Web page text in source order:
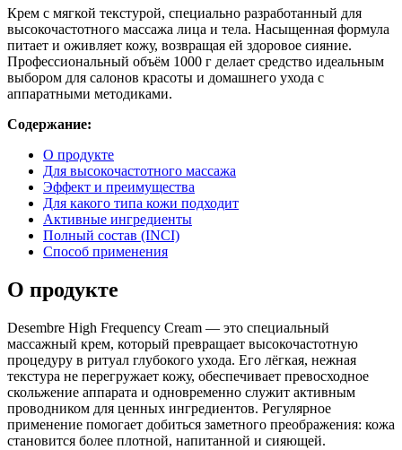
Крем с мягкой текстурой, специально разработанный для
высокочастотного массажа лица и тела. Насыщенная формула
питает и оживляет кожу, возвращая ей здоровое сияние.
Профессиональный объём 1000 г делает средство идеальным
выбором для салонов красоты и домашнего ухода с
аппаратными методиками.
Содержание:
О продукте
Для высокочастотного массажа
Эффект и преимущества
Для какого типа кожи подходит
Активные ингредиенты
Полный состав (INCI)
Способ применения
О продукте
Desembre High Frequency Cream — это специальный
массажный крем, который превращает высокочастотную
процедуру в ритуал глубокого ухода. Его лёгкая, нежная
текстура не перегружает кожу, обеспечивает превосходное
скольжение аппарата и одновременно служит активным
проводником для ценных ингредиентов. Регулярное
применение помогает добиться заметного преображения: кожа
становится более плотной, напитанной и сияющей.